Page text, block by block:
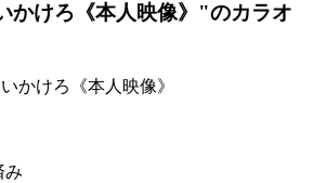
かけろ《本人映像》"のカラオ
かけろ《本人映像》
み